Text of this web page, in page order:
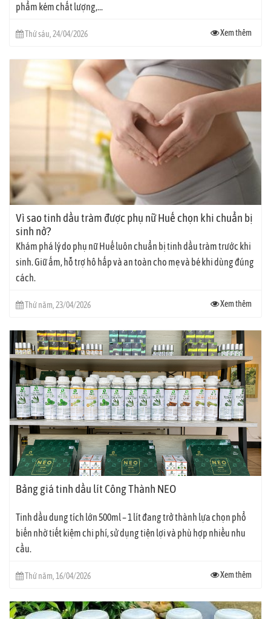
phẩm kém chất lượng,...
Thứ sáu, 24/04/2026 Xem thêm
Vì sao tinh dầu tràm được phụ nữ Huế chọn khi chuẩn bị
sinh nở?
Khám phá lý do phụ nữ Huế luôn chuẩn bị tinh dầu tràm trước khi
sinh. Giữ ấm, hỗ trợ hô hấp và an toàn cho mẹ và bé khi dùng đúng
cách.
Thứ năm, 23/04/2026 Xem thêm
Bảng giá tinh dầu lít Công Thành NEO
Tinh dầu dung tích lớn 500ml – 1 lít đang trở thành lựa chọn phổ
biến nhờ tiết kiệm chi phí, sử dụng tiện lợi và phù hợp nhiều nhu
cầu.
Thứ năm, 16/04/2026 Xem thêm